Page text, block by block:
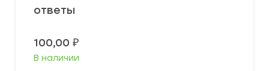
ответы
100,00 ₽
В наличии